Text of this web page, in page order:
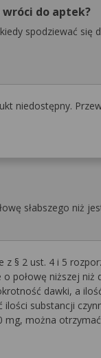
do aptek?
spodziewać się
niedostępny.
słabszego niż
z § 2 ust. 4 i 5
połowę niższej
dawki, a
ilości substancji
mg, można